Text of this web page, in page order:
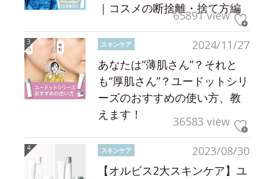
｜コスメの断捨離・捨て方編
65891 view
2024/11/27
スキンケア
あなたは“薄肌さん”？それと
も“厚肌さん”？ユードットシリ
ーズのおすすめの使い方、教
えます！
36583 view
2023/08/30
スキンケア
【オルビス2大スキンケア】ユ